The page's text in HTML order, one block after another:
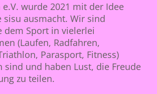
e.V. wurde 2021 mit der Idee
sisu ausmacht. Wir sind
dem Sport in vielerlei
(Laufen, Radfahren,
Parasport, Fitness)
sind und haben Lust, die Freude
zu teilen.